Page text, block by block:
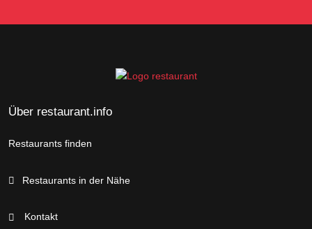
Über restaurant.info
Restaurants finden
Restaurants in der Nähe
Kontakt